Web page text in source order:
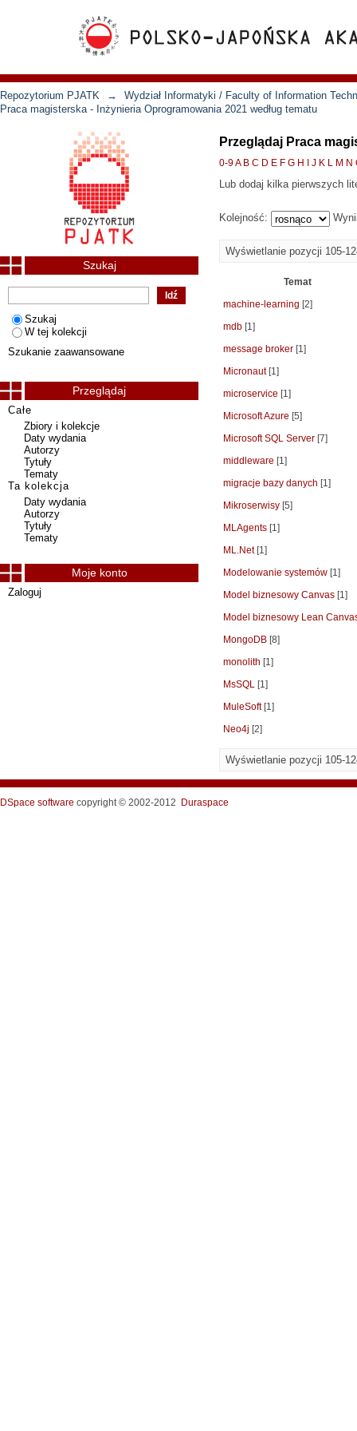
Repozytorium PJATK →
Wydział Informatyki / Faculty of Information
Praca magisterska - Inżynieria Oprogramowania 2021 według tematu
Przeglądaj Praca
0-9A B C D E F G H J K L M N
Lub dodaj kilka pierwszych
Kolejność:
Wyświetlanie pozycji 105-
Temat
machine-learning [2]
mdb [1]
message broker [1]
Micronaut[1]
microservice [1]
Microsoft Azure [5]
Microsoft SQL Server [7]
middleware [1]
migracje bazy danych [1]
Mikroserwisy [5]
MLAgents [1]
ML.Net[1]
Modelowanie systemów [1]
Model biznesowy Canvas [1]
Model biznesowy Lean
MongoDB [8]
monolith [1]
MsSQL [1]
MuleSoft[1]
Neo4j [2]
Wyświetlanie pozycji 105-
Szukaj
Szukaj
W tej kolekcji
Szukanie zaawansowane
Przeglądaj
Całe
Zbiory i kolekcje
Daty wydania
Autorzy
Tytuły
Tematy
Ta kolekcja
Daty wydania
Autorzy
Tytuły
Tematy
Moje konto
Zaloguj
DSpace software copyright © 2002-2012 Duraspace